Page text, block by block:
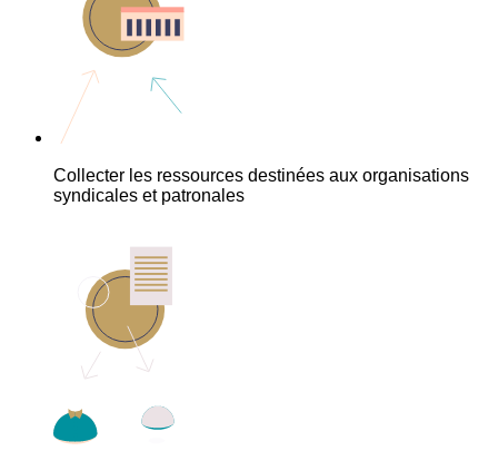
Collecter les ressources destinées aux organisations
syndicales et patronales